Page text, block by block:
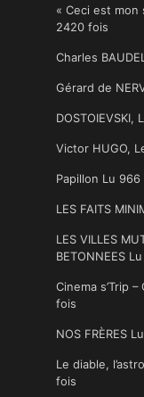
« Ceci est mon
2420 fois
Charles
Gérard de
DOSTOIEVSKI,
Victor HUGO,
Papillon Lu 966
LES FAITS
LES VILLES
BETONNEES
Cinema s’Trip
fois
NOS FRÈRES
Le diable,
fois